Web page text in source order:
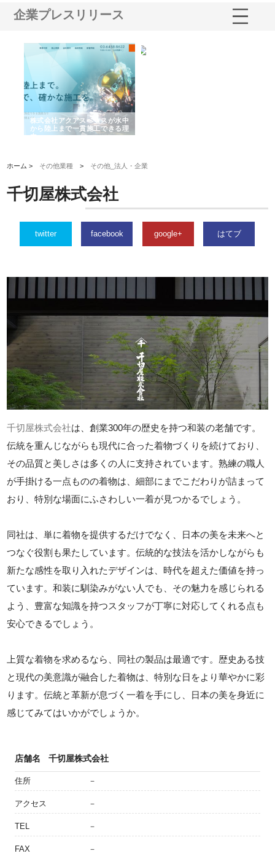
企業プレスリリース
株式会社アクアスペースが水中
から陸上まで一貫施工できる理
由
ホーム > その他業種 > その他_法人・企業
千切屋株式会社
twitter facebook google+ はてブ
千切屋株式会社は、創業300年の歴史を持つ和装の老舗です。
伝統を重んじながらも現代に合った着物づくりを続けており、
その品質と美しさは多くの人に支持されています。熟練の職人
が手掛ける一点ものの着物は、細部にまでこだわりが詰まって
おり、特別な場面にふさわしい一着が見つかるでしょう。
同社は、単に着物を提供するだけでなく、日本の美を未来へと
つなぐ役割も果たしています。伝統的な技法を活かしながらも
新たな感性を取り入れたデザインは、時代を超えた価値を持っ
ています。和装に馴染みがない人でも、その魅力を感じられる
よう、豊富な知識を持つスタッフが丁寧に対応してくれる点も
安心できるでしょう。
上質な着物を求めるなら、同社の製品は最適です。歴史ある技
と現代の美意識が融合した着物は、特別な日をより華やかに彩
ります。伝統と革新が息づく一着を手にし、日本の美を身近に
感じてみてはいかがでしょうか。
店舗名 千切屋株式会社
住所 －
アクセス －
TEL －
FAX －